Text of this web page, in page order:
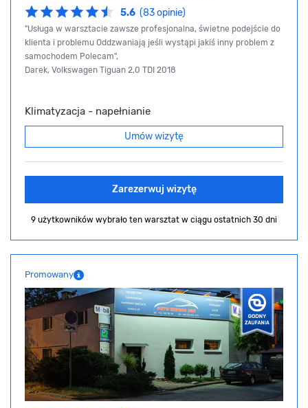
5.6 (83 opinie)
"Usługa w warsztacie zawsze profesjonalna, świetne podejście do
klienta i problemu Oddzwaniają jeśli wystąpi jakiś inny problem z
samochodem Polecam",
Darek, Volkswagen Tiguan 2,0 TDI 2018
Klimatyzacja - napełnianie
Umów wizytę
Zarezerwuj wizytę
9 użytkowników wybrało ten warsztat w ciągu ostatnich 30 dni
Promowany